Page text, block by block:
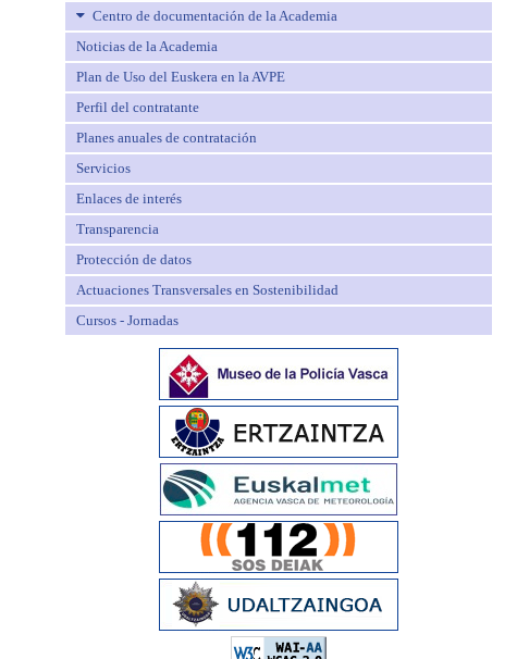
Centro de documentación de la Academia
Noticias de la Academia
Plan de Uso del Euskera en la AVPE
Perfil del contratante
Planes anuales de contratación
Servicios
Enlaces de interés
Transparencia
Protección de datos
Actuaciones Transversales en Sostenibilidad
Cursos - Jornadas